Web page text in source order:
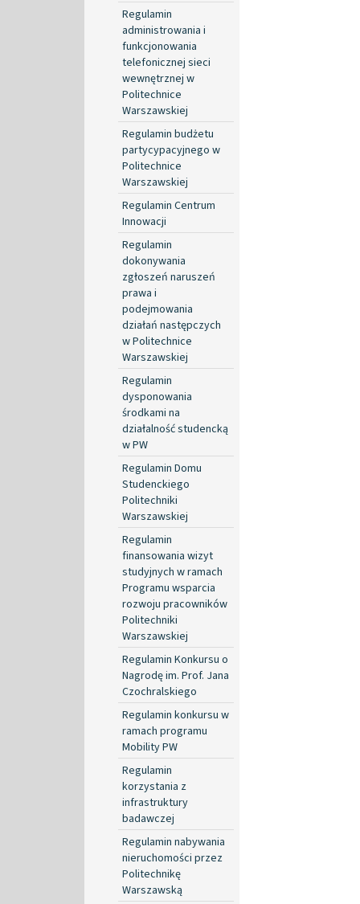
Regulamin
administrowania i
funkcjonowania
telefonicznej sieci
wewnętrznej w
Politechnice
Warszawskiej
Regulamin budżetu
partycypacyjnego w
Politechnice
Warszawskiej
Regulamin Centrum
Innowacji
Regulamin
dokonywania
zgłoszeń naruszeń
prawa i
podejmowania
działań następczych
w Politechnice
Warszawskiej
Regulamin
dysponowania
środkami na
działalność studencką
w PW
Regulamin Domu
Studenckiego
Politechniki
Warszawskiej
Regulamin
finansowania wizyt
studyjnych w ramach
Programu wsparcia
rozwoju pracowników
Politechniki
Warszawskiej
Regulamin Konkursu o
Nagrodę im. Prof. Jana
Czochralskiego
Regulamin konkursu w
ramach programu
Mobility PW
Regulamin
korzystania z
infrastruktury
badawczej
Regulamin nabywania
nieruchomości przez
Politechnikę
Warszawską